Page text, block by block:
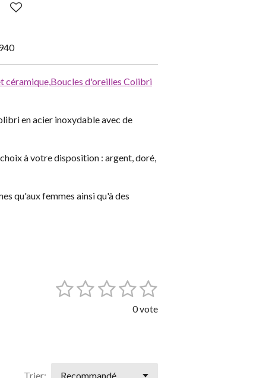
céramique, Boucles d'oreilles Colibri
en acier inoxydable avec de
à votre disposition : argent, doré,
qu'aux femmes ainsi qu'à des
1 2 3 4 5
é
v
0 vote
Trier: